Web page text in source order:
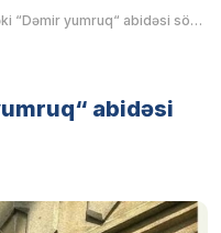
İçərişəhərdəki “Dəmir yumruq“ abidəsi söküldü
abidəsi